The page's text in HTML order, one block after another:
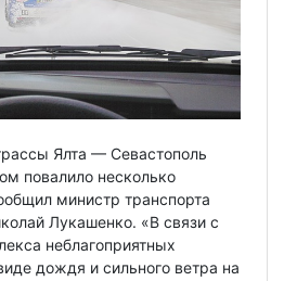
Ялта — Севастополь
повалило несколько
министр транспорта
Лукашенко. «В связи с
неблагоприятных
дождя и сильного ветра на